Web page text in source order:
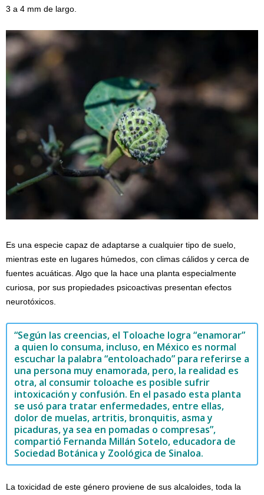
3 a 4 mm de largo.
Es una especie capaz de adaptarse a cualquier tipo de suelo,
mientras este en lugares húmedos, con climas cálidos y cerca de
fuentes acuáticas. Algo que la hace una planta especialmente
curiosa, por sus propiedades psicoactivas presentan efectos
neurotóxicos.
“Según las creencias, el Toloache logra “enamorar”
a quien lo consuma, incluso, en México es normal
escuchar la palabra “entoloachado” para referirse a
una persona muy enamorada, pero, la realidad es
otra, al consumir toloache es posible sufrir
intoxicación y confusión. En el pasado esta planta
se usó para tratar enfermedades, entre ellas,
dolor de muelas, artritis, bronquitis, asma y
picaduras, ya sea en pomadas o compresas”,
compartió Fernanda Millán Sotelo, educadora de
Sociedad Botánica y Zoológica de Sinaloa.
La toxicidad de este género proviene de sus alcaloides, toda la